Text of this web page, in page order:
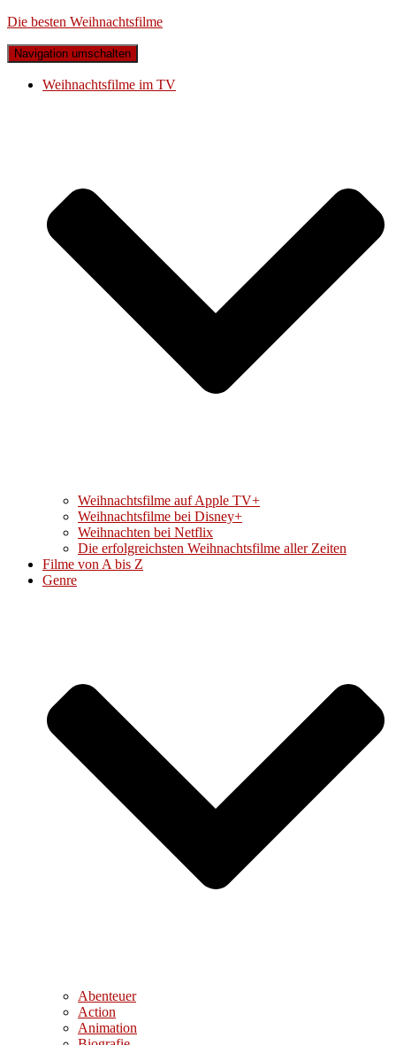
Die besten Weihnachtsfilme
Navigation umschalten
Weihnachtsfilme im TV
Weihnachtsfilme auf Apple TV+
Weihnachtsfilme bei Disney+
Weihnachten bei Netflix
Die erfolgreichsten Weihnachtsfilme aller Zeiten
Filme von A bis Z
Genre
Abenteuer
Action
Animation